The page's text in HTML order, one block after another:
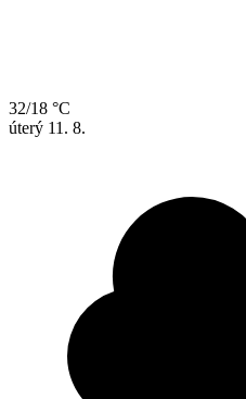
32/18 °C
úterý 11. 8.